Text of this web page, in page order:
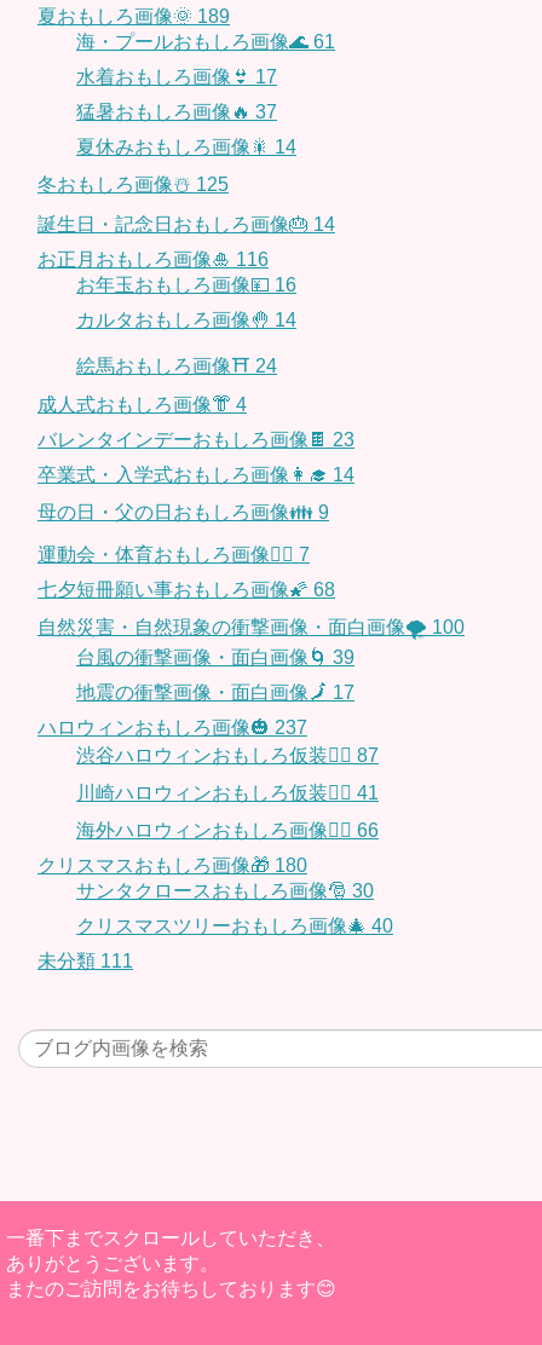
夏おもしろ画像🌞 189
海・プールおもしろ画像🌊 61
水着おもしろ画像👙 17
猛暑おもしろ画像🔥 37
夏休みおもしろ画像🎇 14
冬おもしろ画像☃️ 125
誕生日・記念日おもしろ画像🎂 14
お正月おもしろ画像🎍 116
お年玉おもしろ画像💴 16
カルタおもしろ画像🤚 14
絵馬おもしろ画像⛩ 24
成人式おもしろ画像👘 4
バレンタインデーおもしろ画像🍫 23
卒業式・入学式おもしろ画像👩‍🎓 14
母の日・父の日おもしろ画像👪 9
運動会・体育おもしろ画像🤸‍♂️ 7
七夕短冊願い事おもしろ画像🌠 68
自然災害・自然現象の衝撃画像・面白画像🌪 100
台風の衝撃画像・面白画像🌀 39
地震の衝撃画像・面白画像🗾 17
ハロウィンおもしろ画像🎃 237
渋谷ハロウィンおもしろ仮装👯‍♂️ 87
川崎ハロウィンおもしろ仮装🧞‍♀️ 41
海外ハロウィンおもしろ画像🧛‍♂️ 66
クリスマスおもしろ画像🎁 180
サンタクロースおもしろ画像🎅 30
クリスマスツリーおもしろ画像🎄 40
未分類 111
一番下までスクロールしていただき、
ありがとうございます。
またのご訪問をお待ちしております😊